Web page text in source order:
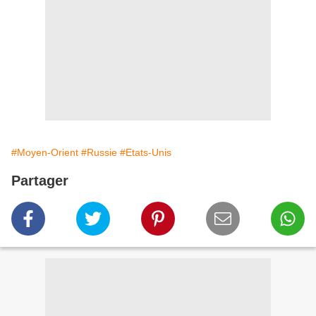
#Moyen-Orient #Russie #Etats-Unis
Partager